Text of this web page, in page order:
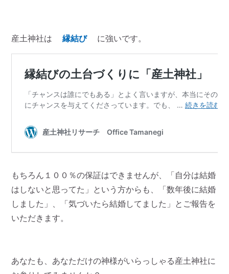
産土神社は 縁結び に強いです。
もちろん１００％の保証はできませんが、「自分は結婚
はしないと思ってた」という方からも、「数年後に結婚
しました」、「気づいたら結婚してました」とご報告を
いただきます。
あなたも、あなただけの神様がいらっしゃる産土神社に